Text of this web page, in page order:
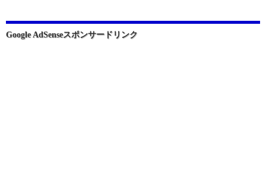
ョ
Google AdSenseスポンサードリンク